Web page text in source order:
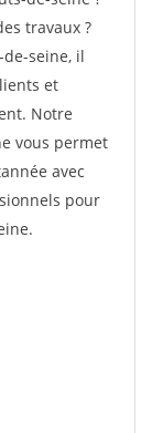
travaux ?
seine, il
et
Notre
vous permet
avec
pour